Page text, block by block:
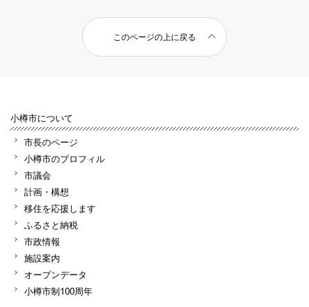
このページの上に戻る
小樽市について
市長のページ
小樽市のプロフィル
市議会
計画・構想
移住を応援します
ふるさと納税
市政情報
施設案内
オープンデータ
小樽市制100周年